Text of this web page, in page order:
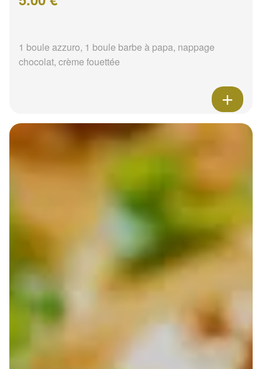
1 boule azzuro, 1 boule barbe à papa, nappage
chocolat, crème fouettée